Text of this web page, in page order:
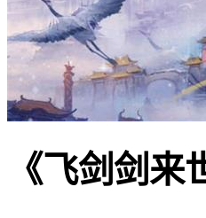
《飞剑剑